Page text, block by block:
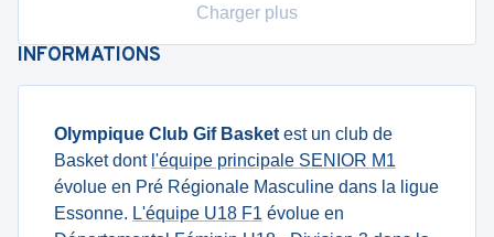
Charger plus
INFORMATIONS
Olympique Club Gif Basket est un club de
Basket dont l'équipe principale SENIOR M1
évolue en Pré Régionale Masculine dans la ligue
Essonne. L'équipe U18 F1 évolue en